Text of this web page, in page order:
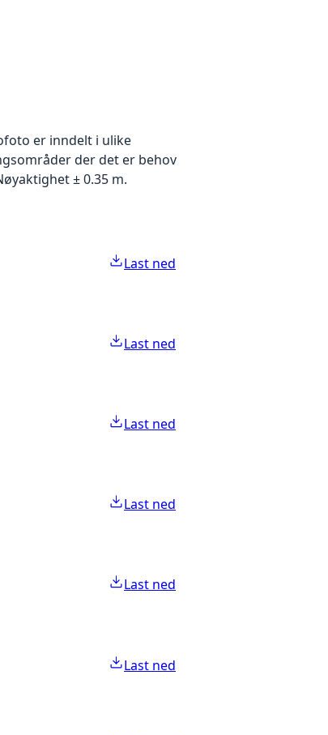
er inndelt i ulike
der det er behov
± 0.35 m.
Last ned
Last ned
Last ned
Last ned
Last ned
Last ned